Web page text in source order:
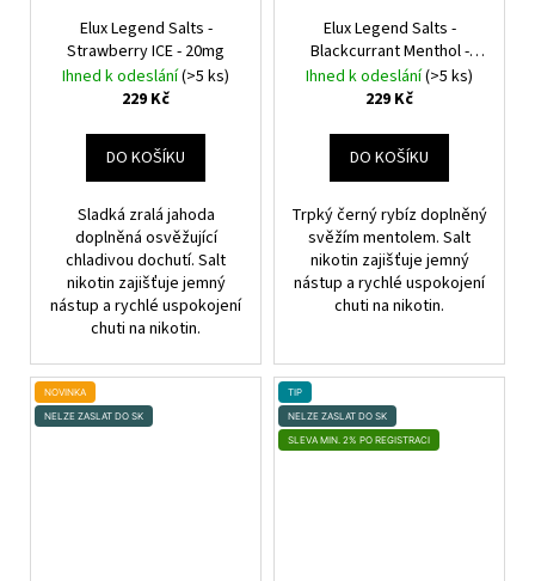
Elux Legend Salts -
Strawberry ICE - 20mg
Ihned k odeslání(>5 ks)
229 Kč
DO KOŠÍKU
Sladká zralá jahoda
doplněná osvěžující
chladivou dochutí. Salt
nikotin zajišťuje jemný
nástup a rychlé uspokojení
chuti na nikotin.
Elux Legend Salts -
Blackcurrant Menthol -
20mg
Ihned k odeslání(>5 ks)
229 Kč
DO KOŠÍKU
Trpký černý rybíz doplněný
svěžím mentolem. Salt
nikotin zajišťuje jemný
nástup a rychlé uspokojení
chuti na nikotin.
NOVINKA
NELZE ZASLAT DO SK
TIP
NELZE ZASLAT DO SK
SLEVA MIN. 2% PO REGISTRACI